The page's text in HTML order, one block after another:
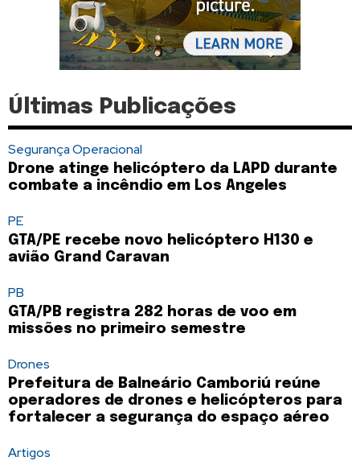
Últimas Publicações
Segurança Operacional
Drone atinge helicóptero da LAPD durante
combate a incêndio em Los Angeles
PE
GTA/PE recebe novo helicóptero H130 e
avião Grand Caravan
PB
GTA/PB registra 282 horas de voo em
missões no primeiro semestre
Drones
Prefeitura de Balneário Camboriú reúne
operadores de drones e helicópteros para
fortalecer a segurança do espaço aéreo
Artigos